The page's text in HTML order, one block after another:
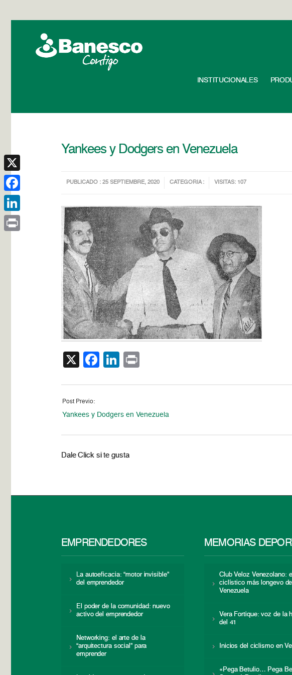
INSTITUCIONALES
Yankees y Dodgers en Venezuela
PUBLICADO : 25 SEPTIEMBRE, 2020 CATEGORIA : VISITAS: 107
X Facebook
LinkedIn
Post Previo:
Yankees y Dodgers en Venezuela
Dale Click si te gusta
EMPRENDEDORES
La autoeficacia: “motor invisible”
del emprendedor
El poder de la comunidad: nuevo
activo del emprendedor
Networking: el arte de la
“arquitectura social” para
emprender
MEMORIAS
Club Veloz Venezolano:
ciclístico más longevo de
Venezuela
Vera Fortique: voz de la
del 41
Inicios del ciclismo en
«Pega Betulio… Pega
X
Facebook
LinkedIn